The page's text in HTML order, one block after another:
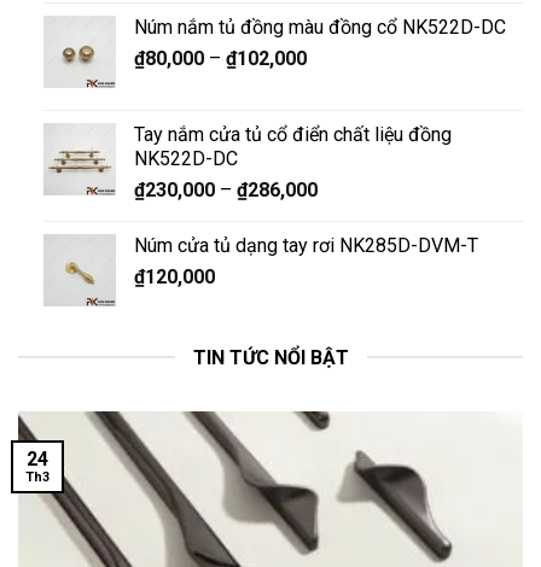
Núm nắm tủ đồng màu đồng cổ NK522D-DC
₫80,000– ₫102,000
Tay nắm cửa tủ cổ điển chất liệu đồng
NK522D-DC
₫230,000– ₫286,000
Núm cửa tủ dạng tay rơi NK285D-DVM-T
₫120,000
TIN TỨC NỔI BẬT
24
Th3